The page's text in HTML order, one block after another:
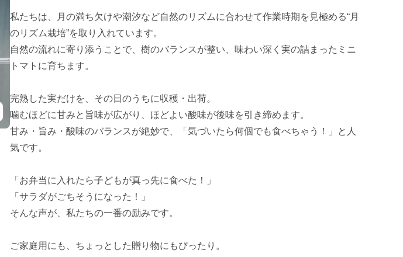
私たちは、月の満ち欠けや潮汐など自然のリズムに合わせて作業時期を見極める“月
のリズム栽培”を取り入れています。
自然の流れに寄り添うことで、樹のバランスが整い、味わい深く実の詰まったミニ
トマトに育ちます。
完熟した実だけを、その日のうちに収穫・出荷。
噛むほどに甘みと旨味が広がり、ほどよい酸味が後味を引き締めます。
甘み・旨み・酸味のバランスが絶妙で、「気づいたら何個でも食べちゃう！」と人
気です。
「お弁当に入れたら子どもが真っ先に食べた！」
「サラダがごちそうになった！」
そんな声が、私たちの一番の励みです。
ご家庭用にも、ちょっとした贈り物にもぴったり。